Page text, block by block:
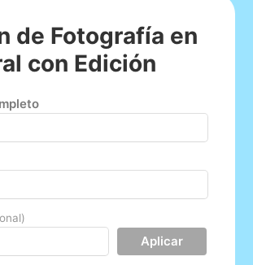
de Fotografía en
con Edición
Aplicar